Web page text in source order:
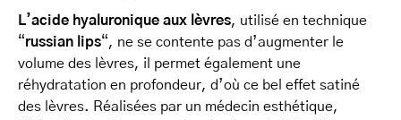
L’acide hyaluronique aux lèvres, utilisé en technique
“russian lips“, ne se contente pas d’augmenter le
volume des lèvres, il permet également une
réhydratation en profondeur, d’où ce bel effet satiné
des lèvres. Réalisées par un médecin esthétique,